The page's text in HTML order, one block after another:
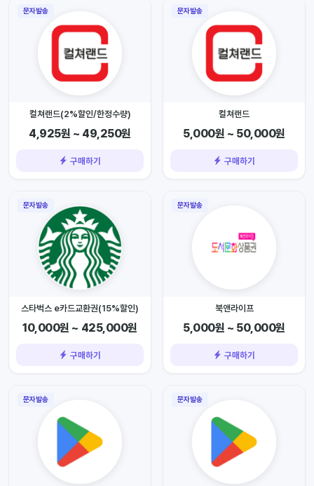
문자발송
컬쳐랜드(2%할인/한정수량)
4,925원 ~ 49,250원
구매하기
문자발송
컬쳐랜드
5,000원 ~ 50,000원
구매하기
문자발송
스타벅스 e카드교환권(15%할인)
10,000원 ~ 425,000원
구매하기
문자발송
북앤라이프
5,000원 ~ 50,000원
구매하기
문자발송 문자발송